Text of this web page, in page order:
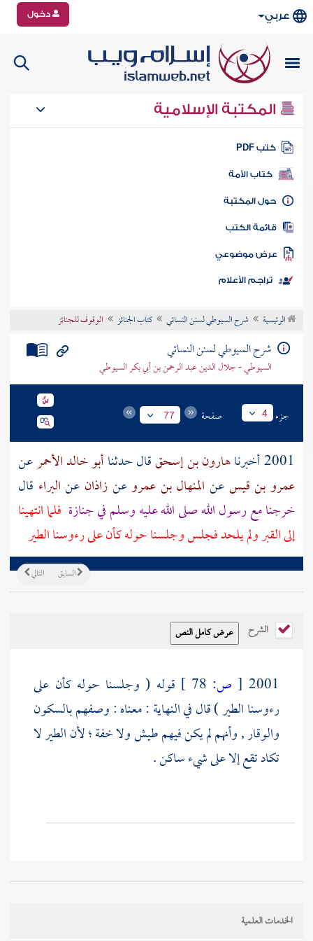
عربي دخول
المكتبة الإسلامية
كتب PDF
كتاب الأمة
المكتبة
الكتب
موضوعي
تراجم الأعلام
الرئيسية شرح السيوطي لسنن النسائي كتاب الجنائز الوقوف للجنائز
شرح السيوطي لسنن النسائي
السيوطي - جلال الدين عبد الرحمن بن أبي بكر السيوطي
جزء 4 صفحة 77
2001 أخبرنا هارون بن إسحققال حدثناأبو خالد الأحمرعن
عمرو بن قيسعن المنهال بن عمروعنزاذان عنالبراء قال
خرجنا مع رسول الله صلى الله عليه وسلم في جنازة فلما انتهينا
إلى القبر ولم يلحد فجلس وجلسنا حوله كأن على رءوسنا الطير
التالي السابق
الشرح
2001
[ ص:
قوله ( وجلسنا حوله كأن على
رءوسنا الطير ) قال في النهاية : معناه : وصفهم بالسكون
والوقار , وأنهم لم يكن فيهم طيش ولا خفة ؛ لأن الطير لا
تكاد تقع إلا على شيء ساكن .
الخدمات العلمية